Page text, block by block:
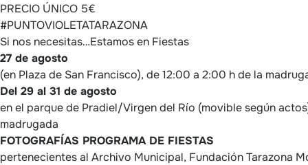
PRECIO ÚNICO 5€
#PUNTOVIOLETATARAZONA
Si nos necesitas…Estamos en Fiestas
27 de agosto
(en Plaza de San Francisco), de 12:00 a 2:00 h de la
Del 29 al 31 de agosto
en el parque de Pradiel/Virgen del Río (movible según
madrugada
FOTOGRAFÍAS PROGRAMA DE FIESTAS
pertenecientes al Archivo Municipal, Fundación Tarazona